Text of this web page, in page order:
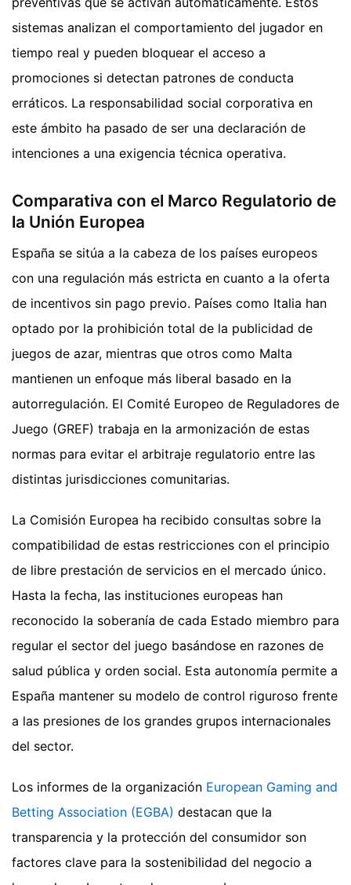
sistemas analizan el comportamiento del jugador en
tiempo real y pueden bloquear el acceso a
promociones si detectan patrones de conducta
erráticos. La responsabilidad social corporativa en
este ámbito ha pasado de ser una declaración de
intenciones a una exigencia técnica operativa.
Comparativa con el Marco Regulatorio de
la Unión Europea
España se sitúa a la cabeza de los países europeos
con una regulación más estricta en cuanto a la oferta
de incentivos sin pago previo. Países como Italia han
optado por la prohibición total de la publicidad de
juegos de azar, mientras que otros como Malta
mantienen un enfoque más liberal basado en la
autorregulación. El Comité Europeo de Reguladores de
Juego (GREF) trabaja en la armonización de estas
normas para evitar el arbitraje regulatorio entre las
distintas jurisdicciones comunitarias.
La Comisión Europea ha recibido consultas sobre la
compatibilidad de estas restricciones con el principio
de libre prestación de servicios en el mercado único.
Hasta la fecha, las instituciones europeas han
reconocido la soberanía de cada Estado miembro para
regular el sector del juego basándose en razones de
salud pública y orden social. Esta autonomía permite a
España mantener su modelo de control riguroso frente
a las presiones de los grandes grupos internacionales
del sector.
Los informes de la organización European Gaming and
Betting Association (EGBA) destacan que la
transparencia y la protección del consumidor son
factores clave para la sostenibilidad del negocio a